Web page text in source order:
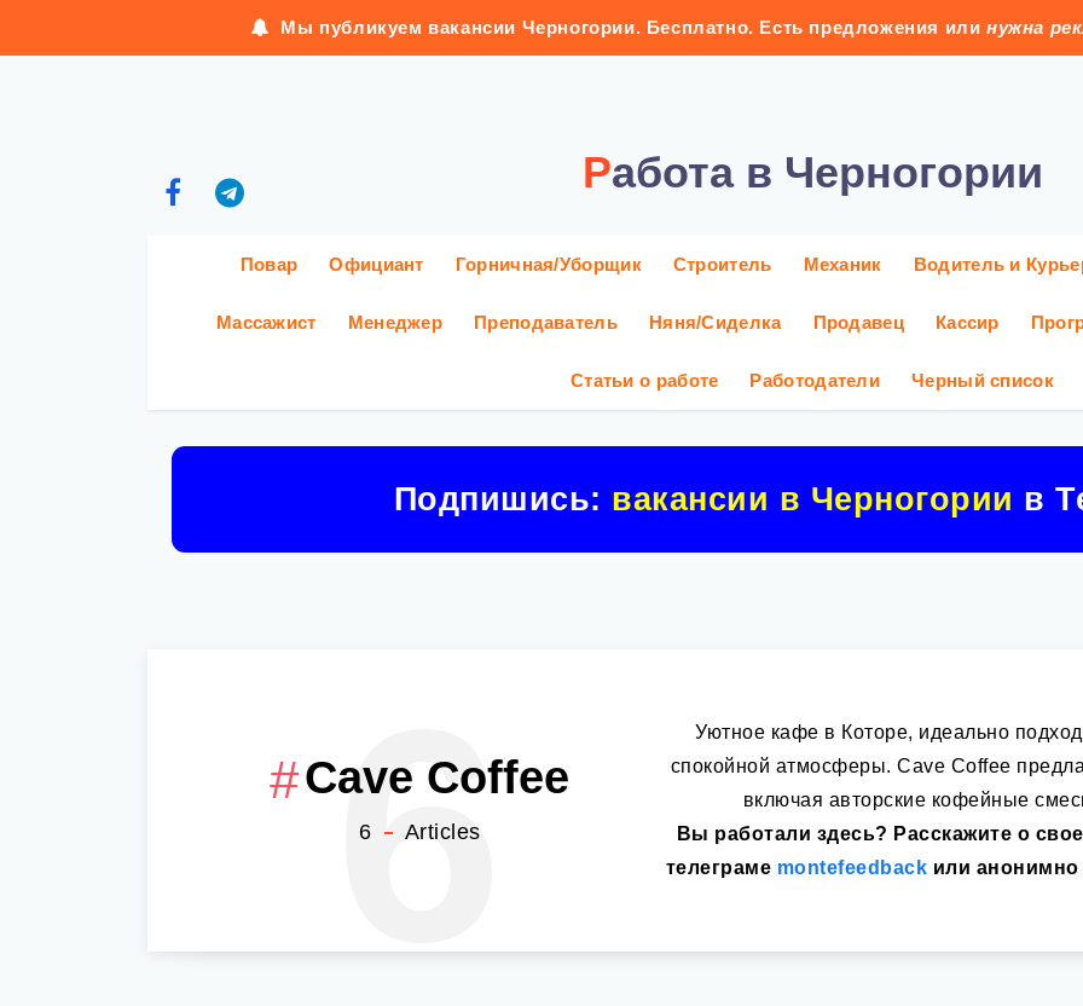
Мы публикуем вакансии Черногории. Бесплатно. Есть предложения или нужна
Работа в Черногории
Повар Официант Горничная/Уборщик Строитель Механик Водитель и
Массажист Менеджер Преподаватель Няня/Сиделка Продавец Кассир
Статьи о работе Работодатели Черный список
Подпишись: вакансии в Черногории в
Cave Coffee
6 Articles
6
Уютное кафе в Которе, идеально
спокойной атмосферы. Cave Coffee
включая авторские кофейные
Вы работали здесь? Расскажите о
телеграме montefeedback или анонимно